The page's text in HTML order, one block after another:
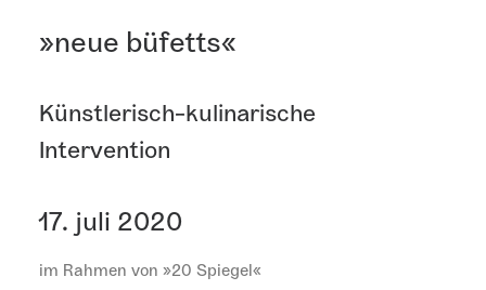
»neue büfetts«
Künstlerisch-kulinarische
Intervention
17. juli 2020
im Rahmen von »20 Spiegel«